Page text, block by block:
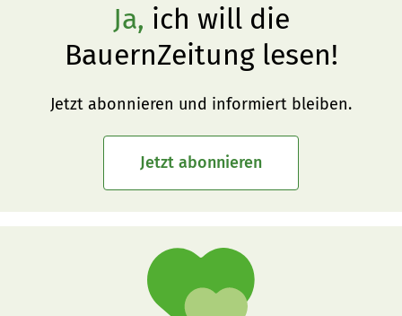
Ja, ich will die
BauernZeitung lesen!
Jetzt abonnieren und informiert bleiben.
Jetzt abonnieren